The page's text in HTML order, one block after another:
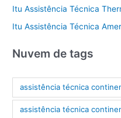
Itu Assistência Técnica
Itu Assistência Técnica
Nuvem de tags
assistência técnica
assistência técnica